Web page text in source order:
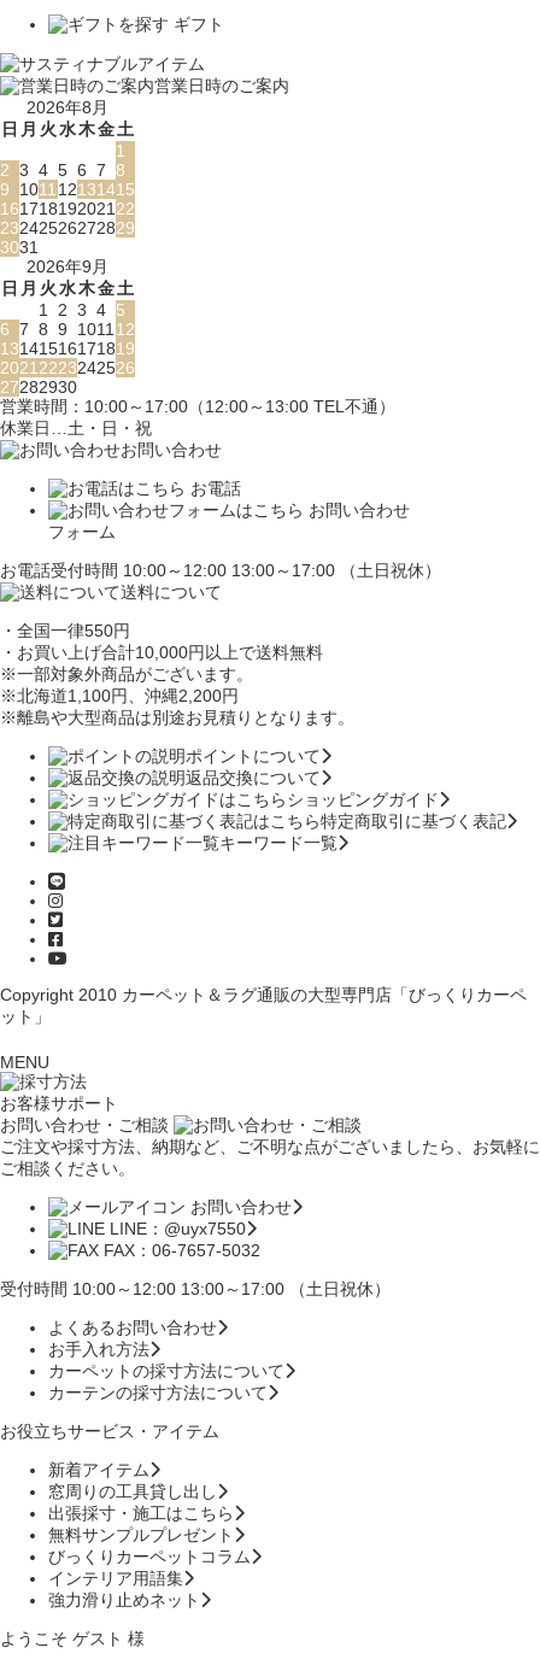
ギフト
営業日時のご案内
2026年8月
日 月 火水木金土
1
2 3 4 5 6 7 8
9
1011 12131415
161718192021 22
23242526272829
3031
2026年9月
日 月 火水木金土
1
2 3 4 5
6 7 8 9 1011 12
13141516171819
2021 2223242526
27282930
営業時間：10:00～17:00（12:00～13:00 TEL不通）
休業日…土・日・祝
お問い合わせ
お電話
お問い合わせ
フォーム
お電話受付時間 10:00～12:00 13:00～17:00 （土日祝休）
送料について
・全国一律550円
・お買い上げ合計10,000円以上で送料無料
※一部対象外商品がございます。
※北海道1,100円 、沖縄2,200円
※離島や大型商品は別途お見積りとなります。
ポイントについて
返品交換について
ショッピングガイド
特定商取引に基づく表記
キーワード一覧
Copyright 2010 カーペット＆ラグ通販の大型専門店「びっくりカーペ
ット」
MENU
お客様サポート
お問い合わせ・ご相談
ご注文や採寸方法、納期など、ご不明な点がございましたら、お気軽に
ご相談ください。
お問い合わせ
LINE：@uyx7550
FAX：06-7657-5032
受付時間 10:00～12:00 13:00～17:00 （土日祝休）
よくあるお問い合わせ
お手入れ方法
カーペットの採寸方法について
カーテンの採寸方法について
お役立ちサービス・アイテム
新着アイテム
窓周りの工具貸し出し
出張採寸・施工はこちら
無料サンプルプレゼント
びっくりカーペットコラム
インテリア用語集
強力滑り止めネット
ようこそ ゲスト 様